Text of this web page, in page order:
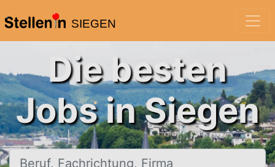
SIEGEN
Die besten
Jobs in Siegen
Beruf, Fachrichtung, Firma